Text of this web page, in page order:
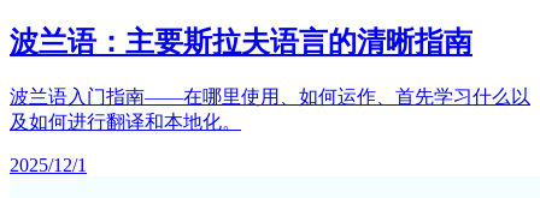
波兰语：主要斯拉夫语言的清晰指南
波兰语入门指南——在哪里使用、如何运作、首先学习什么以
及如何进行翻译和本地化。
2025/12/1